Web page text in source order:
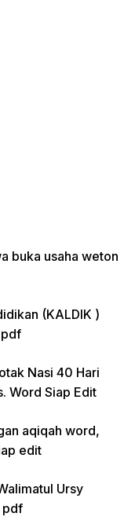
buka usaha weton
(KALDIK )
Nasi 40 Hari
Word Siap Edit
aqiqah word,
edit
Ursy
pdf